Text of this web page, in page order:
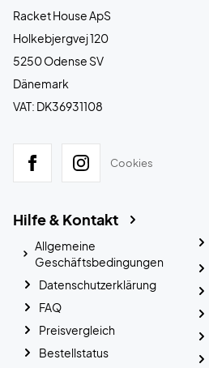
Racket House ApS
Holkebjergvej 120
5250 Odense SV
Dänemark
VAT: DK36931108
Cookies
Hilfe & Kontakt
Allgemeine
Geschäftsbedingungen
Datenschutzerklärung
FAQ
Preisvergleich
Bestellstatus